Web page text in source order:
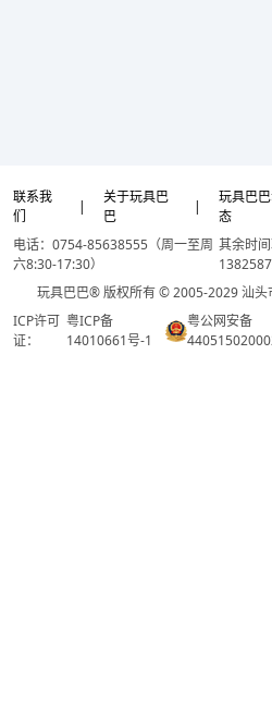
联系我
们
|
关于玩具巴
巴
|
玩具巴
态
电话：0754-85638555（周一至周
六8:30-17:30）
其余时间
玩具巴巴® 版权所有 © 2005-2029 汕头
ICP许可
证：
粤ICP备
14010661号-1
粤公网安备